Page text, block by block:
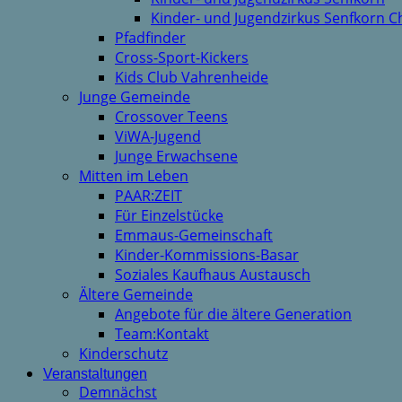
Kinder- und Jugendzirkus Senfkorn
Pfadfinder
Cross-Sport-Kickers
Kids Club Vahrenheide
Junge Gemeinde
Crossover Teens
ViWA-Jugend
Junge Erwachsene
Mitten im Leben
PAAR:ZEIT
Für Einzelstücke
Emmaus-Gemeinschaft
Kinder-Kommissions-Basar
Soziales Kaufhaus Austausch
Ältere Gemeinde
Angebote für die ältere Generation
Team:Kontakt
Kinderschutz
Veranstaltungen
Demnächst